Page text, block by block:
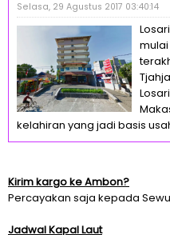
Selasa, 29 Agustus 2017 03:40:14
kelahiran yang jadi basis
Kirim kargo ke Ambon?
Percayakan saja kepada
Jadwal Kapal Laut